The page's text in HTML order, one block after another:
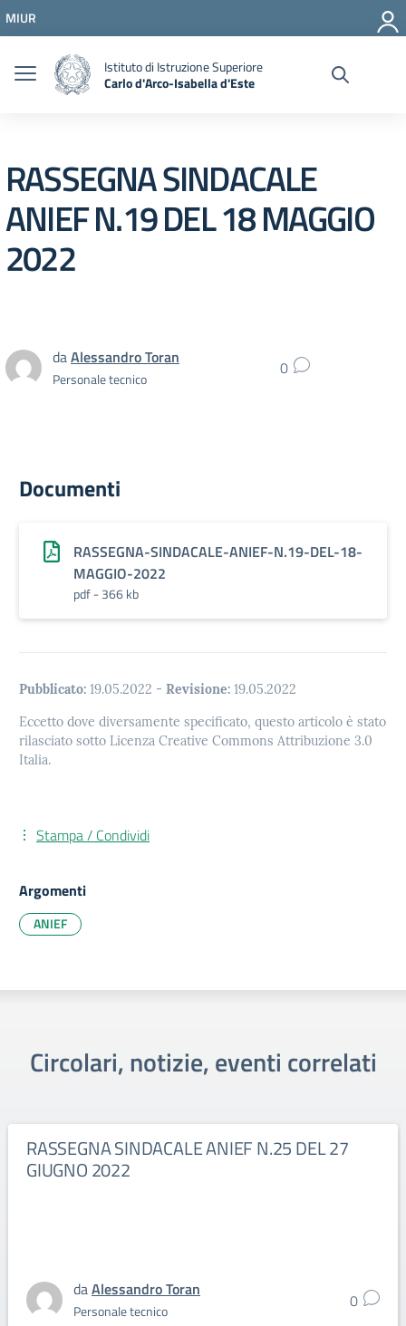
Vai al menu di navigazione
Vai al footer
MIUR
Istituto di Istruzione Superiore
Carlo d'Arco-Isabella d'Este
RASSEGNA SINDACALE
ANIEF N.19 DEL 18 MAGGIO
2022
daAlessandro Toran
Personale tecnico 0
Documenti
RASSEGNA-SINDACALE-ANIEF-N.19-DEL-18-
MAGGIO-2022
pdf - 366 kb
Pubblicato: 19.05.2022 - Revisione: 19.05.2022
Eccetto dove diversamente specificato, questo articolo è stato
rilasciato sotto Licenza Creative Commons Attribuzione 3.0
Italia.
Stampa / Condividi
Argomenti
ANIEF
Circolari, notizie, eventi correlati
RASSEGNA SINDACALE ANIEF N.25 DEL 27
GIUGNO 2022
daAlessandro Toran
Personale tecnico 0